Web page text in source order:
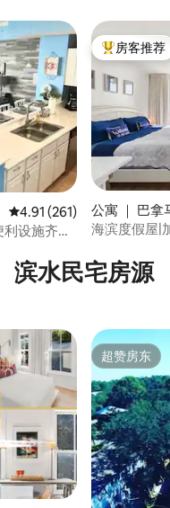
平均评分 4.91 分（满分 5
4.91 (261)
设施齐
热门「房客
房客推荐
公寓 ｜ 巴拿
海滨度假屋|
滨水民宅房源
超赞房东
超赞房东